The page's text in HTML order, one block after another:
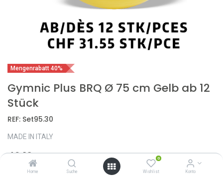
Home Suche
0
Wishlist Konto
Mengenrabatt 40%
Gymnic Plus BRQ Ø 75 cm Gelb ab 12
Stück
REF: Set95.30
MADE IN ITALY
42,10CHF 52,60CHF